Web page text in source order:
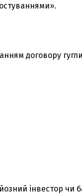
договору
інвестор чи